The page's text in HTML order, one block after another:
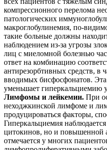
компрессионного перелома
патологических
макроглобулинемия, по-
такие больные должны
наблюдением из-за угрозы
лиц с миеломной болезнью
ответ на комбинацию
антирезорбтивных средств, в
вводимых бисфосфонатов.
уменьшает гиперкальциемию
Лимфомы и лейкемии. При
неходжкинской лимфоме и
продуцироваться факторы,
Гиперкальциемия
цитокинов, но и повышенной
отмечается у многих